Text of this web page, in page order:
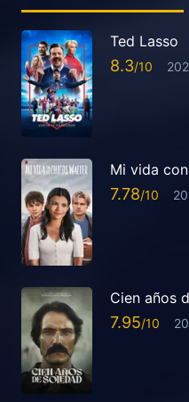
Ted Lasso
8.3
Mi vida
7.78
Cien años
7.95